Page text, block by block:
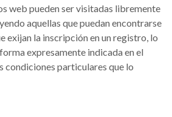
web pueden ser visitadas libremente
aquellas que puedan encontrarse
exijan la inscripción en un registro, lo
expresamente indicada en el
condiciones particulares que lo